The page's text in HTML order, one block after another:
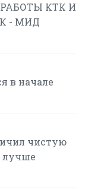
КТК И
- МИД
в начале
чистую
лучше